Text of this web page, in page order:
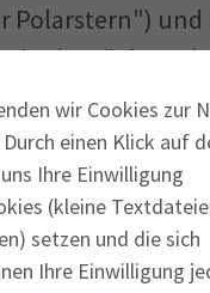
wir Cookies zur
einen Klick auf
Ihre Einwilligung
(kleine
setzen und die sich
Ihre Einwilligung
Polarstern")
ein
die
Mithilfe der
bringen.